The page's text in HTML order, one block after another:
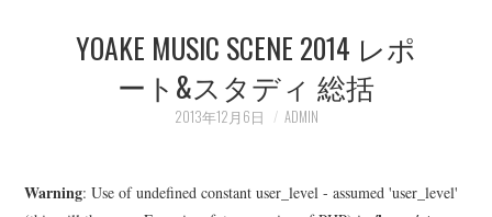
LEARN
YOAKE MUSIC SCENE 2014 レポ
ート&スタディ 総括
2013年12月6日 ADMIN
Warning: Use of undefined constant user_level - assumed 'user_level'